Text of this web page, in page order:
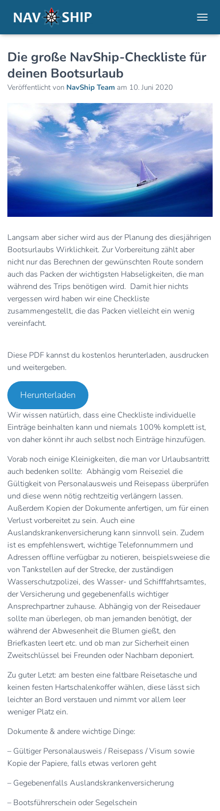
Die große NavShip-Checkliste für
deinen Bootsurlaub
Veröffentlicht von NavShip Team am 10. Juni 2020
Langsam aber sicher wird aus der Planung des diesjährigen
Bootsurlaubs Wirklichkeit. Zur Vorbereitung zählt aber
nicht nur das Berechnen der gewünschten Route sondern
auch das Packen der wichtigsten Habseligkeiten, die man
während des Trips benötigen wird. Damit hier nichts
vergessen wird haben wir eine Checkliste
zusammengestellt, die das Packen vielleicht ein wenig
vereinfacht.
Diese PDF kannst du kostenlos herunterladen, ausdrucken
und weitergeben.
Herunterladen
Wir wissen natürlich, dass eine Checkliste individuelle
Einträge beinhalten kann und niemals 100% komplett ist,
von daher könnt ihr auch selbst noch Einträge hinzufügen.
Vorab noch einige Kleinigkeiten, die man vor Urlaubsantritt
auch bedenken sollte: Abhängig vom Reiseziel die
Gültigkeit von Personalausweis und Reisepass überprüfen
und diese wenn nötig rechtzeitig verlängern lassen.
Außerdem Kopien der Dokumente anfertigen, um für einen
Verlust vorbereitet zu sein. Auch eine
Auslandskrankenversicherung kann sinnvoll sein. Zudem
ist es empfehlenswert, wichtige Telefonnummern und
Adressen offline verfügbar zu notieren, beispielsweiese die
von Tankstellen auf der Strecke, der zuständigen
Wasserschutzpolizei, des Wasser- und Schifffahrtsamtes,
der Versicherung und gegebenenfalls wichtiger
Ansprechpartner zuhause. Abhängig von der Reisedauer
sollte man überlegen, ob man jemanden benötigt, der
während der Abwesenheit die Blumen gießt, den
Briefkasten leert etc. und ob man zur Sicherheit einen
Zweitschlüssel bei Freunden oder Nachbarn deponiert.
Zu guter Letzt: am besten eine faltbare Reisetasche und
keinen festen Hartschalenkoffer wählen, diese lässt sich
leichter an Bord verstauen und nimmt vor allem leer
weniger Platz ein.
Dokumente & andere wichtige Dinge:
– Gültiger Personalausweis / Reisepass / Visum sowie
Kopie der Papiere, falls etwas verloren geht
– Gegebenenfalls Auslandskrankenversicherung
– Bootsführerschein oder Segelschein